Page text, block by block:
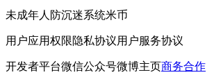
未成年人防沉迷系统米币
用户应用权限隐私协议用户服务协议
开发者平台微信公众号微博主页商务合作